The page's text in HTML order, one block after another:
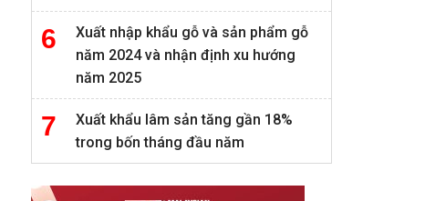
Xuất nhập khẩu gỗ và sản phẩm gỗ
năm 2024 và nhận định xu hướng
năm 2025
Xuất khẩu lâm sản tăng gần 18%
trong bốn tháng đầu năm